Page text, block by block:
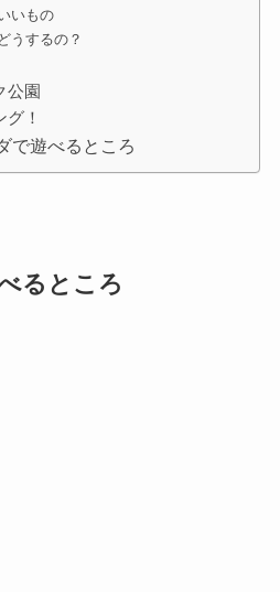
いもの
うするの？
公園
！
で遊べるところ
るところ